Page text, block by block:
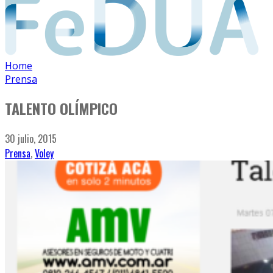
Home
Prensa
TALENTO OLÍMPICO
30 julio, 2015
Prensa,Voley